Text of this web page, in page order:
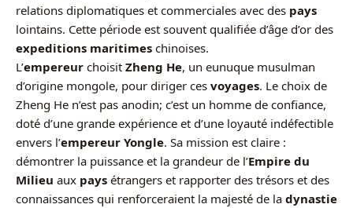
relations diplomatiques et commerciales avec des pays
lointains. Cette période est souvent qualifiée d’âge d’or des
expeditions maritimes chinoises.
L’empereur choisit Zheng He, un eunuque musulman
d’origine mongole, pour diriger ces voyages. Le choix de
Zheng He n’est pas anodin; c’est un homme de confiance,
doté d’une grande expérience et d’une loyauté indéfectible
envers l’empereur Yongle. Sa mission est claire :
démontrer la puissance et la grandeur de l’Empire du
Milieu aux pays étrangers et rapporter des trésors et des
connaissances qui renforceraient la majesté de la dynastie